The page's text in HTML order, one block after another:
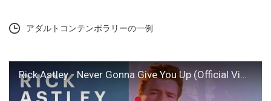
アダルトコンテンポラリーの一例
Rick Astley - Never Gonna Give You Up (Official Video) (4K Remaster)